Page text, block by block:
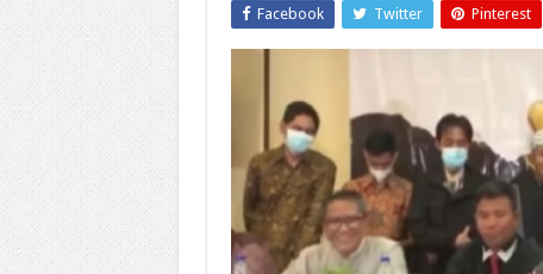
Facebook Twitter Pinterest